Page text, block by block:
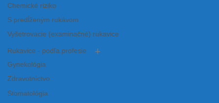
Chemické riziko
S predĺženým rukávom
Vyšetrovacie (examinačné) rukavice
Rukavice - podľa profesie
Gynekológia
Zdravotníctvo
Stomatológia